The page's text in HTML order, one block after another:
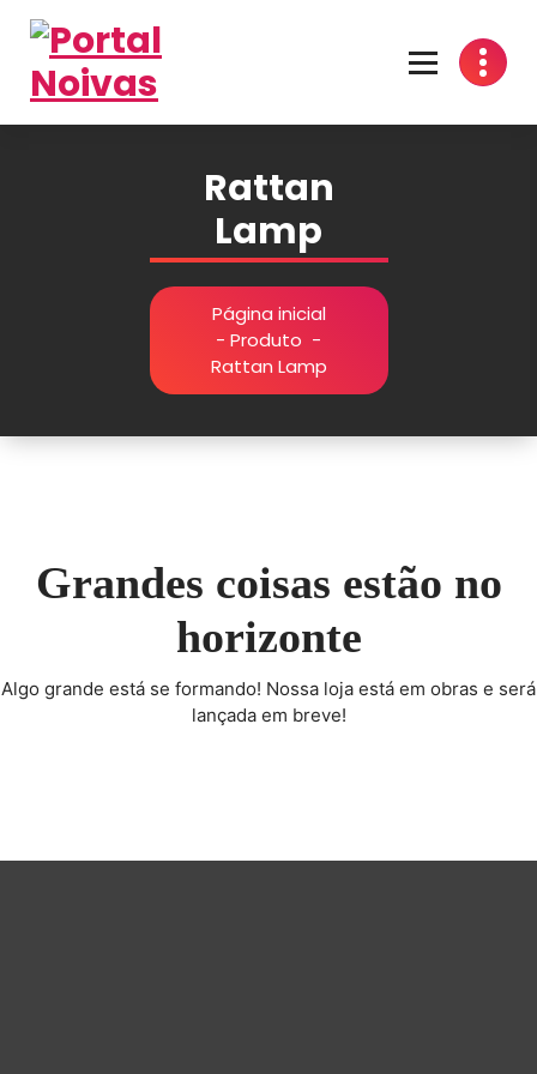
inspirações e organização prática no Portal Noivas. 💍👰
Rattan
Lamp
Página inicial
- Produto -
Rattan Lamp
Grandes coisas estão no
horizonte
Algo grande está se formando! Nossa loja está em obras e será
lançada em breve!